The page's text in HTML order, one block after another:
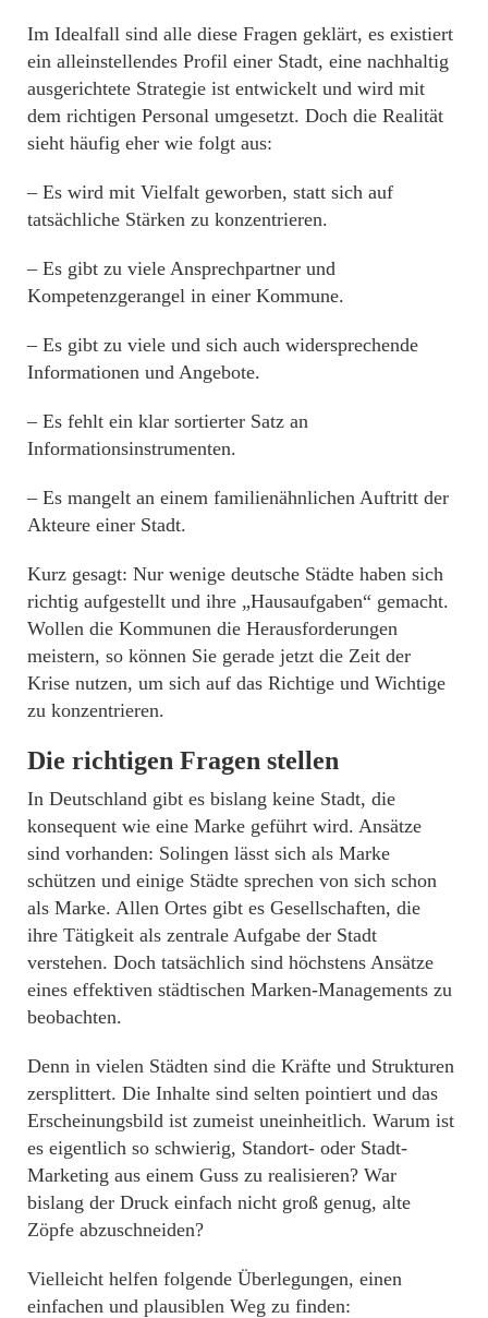
Im Idealfall sind alle diese Fragen geklärt, es existiert
ein alleinstellendes Profil einer Stadt, eine nachhaltig
ausgerichtete Strategie ist entwickelt und wird mit
dem richtigen Personal umgesetzt. Doch die Realität
sieht häufig eher wie folgt aus:
– Es wird mit Vielfalt geworben, statt sich auf
tatsächliche Stärken zu konzentrieren.
– Es gibt zu viele Ansprechpartner und
Kompetenzgerangel in einer Kommune.
– Es gibt zu viele und sich auch widersprechende
Informationen und Angebote.
– Es fehlt ein klar sortierter Satz an
Informationsinstrumenten.
– Es mangelt an einem familienähnlichen Auftritt der
Akteure einer Stadt.
Kurz gesagt: Nur wenige deutsche Städte haben sich
richtig aufgestellt und ihre „Hausaufgaben“ gemacht.
Wollen die Kommunen die Herausforderungen
meistern, so können Sie gerade jetzt die Zeit der
Krise nutzen, um sich auf das Richtige und Wichtige
zu konzentrieren.
Die richtigen Fragen stellen
In Deutschland gibt es bislang keine Stadt, die
konsequent wie eine Marke geführt wird. Ansätze
sind vorhanden: Solingen lässt sich als Marke
schützen und einige Städte sprechen von sich schon
als Marke. Allen Ortes gibt es Gesellschaften, die
ihre Tätigkeit als zentrale Aufgabe der Stadt
verstehen. Doch tatsächlich sind höchstens Ansätze
eines effektiven städtischen Marken-Managements zu
beobachten.
Denn in vielen Städten sind die Kräfte und Strukturen
zersplittert. Die Inhalte sind selten pointiert und das
Erscheinungsbild ist zumeist uneinheitlich. Warum ist
es eigentlich so schwierig, Standort- oder Stadt-
Marketing aus einem Guss zu realisieren? War
bislang der Druck einfach nicht groß genug, alte
Zöpfe abzuschneiden?
Vielleicht helfen folgende Überlegungen, einen
einfachen und plausiblen Weg zu finden: